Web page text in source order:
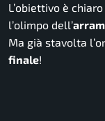
L’obiettivo è
l’olimpo dell’
Ma già stavolta
finale!